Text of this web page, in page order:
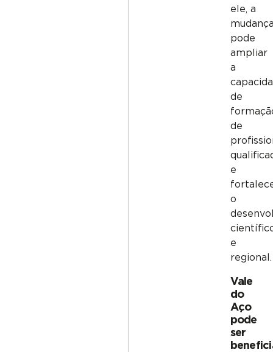
ele, a
pode
ampliar
a
de
de
e
o
e
regional.
Vale
do
Aço
pode
ser